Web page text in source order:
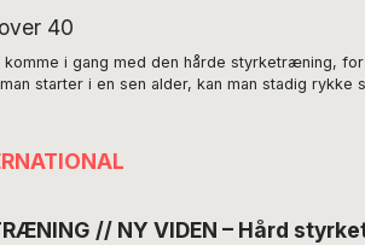
komme i gang med den hårde styrketræning,
starter i en sen alder, kan man stadig
// NY VIDEN – Hård